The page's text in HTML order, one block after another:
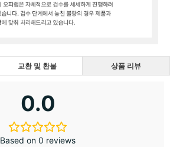
교환 및 환불 상품 리뷰
0.0
Based on 0 reviews